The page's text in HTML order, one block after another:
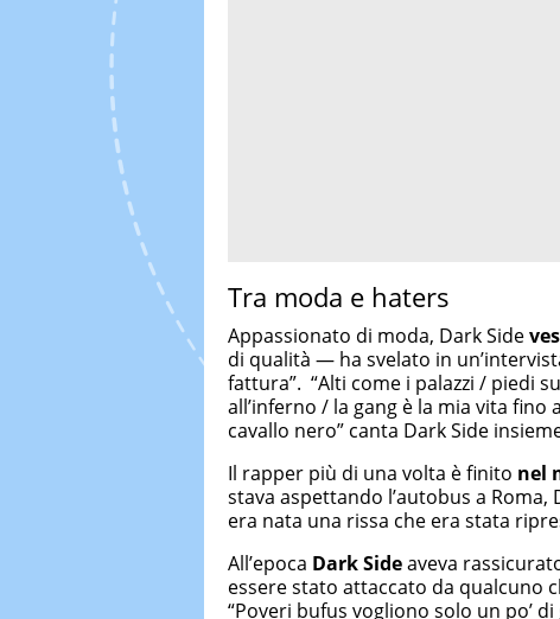
Tra moda e haters
Appassionato di moda, Dark Side
di qualità — ha svelato in
fattura”. “Alti come i palazzi / piedi
all’inferno / la gang è la mia vita
cavallo nero” canta Dark Side
Il rapper più di una volta è finito nel
stava aspettando l’autobus a
era nata una rissa che era stata
All’epoca Dark Sideaveva
essere stato attaccato da qualcuno
“Poveri bufus vogliono solo un po’